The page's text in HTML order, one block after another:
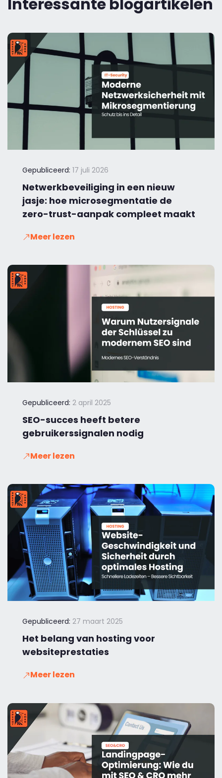
Interessante blogartikelen
Gepubliceerd: 17 juli 2026
Netwerkbeveiliging in een nieuw
jasje: hoe microsegmentatie de
zero-trust-aanpak compleet maakt
Meer lezen
Gepubliceerd: 2 april 2025
SEO-succes heeft betere
gebruikerssignalen nodig
Meer lezen
Gepubliceerd: 27 maart 2025
Het belang van hosting voor
websiteprestaties
Meer lezen